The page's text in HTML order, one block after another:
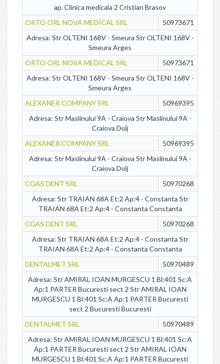
ap. Clinica medicala 2 Cristian Brasov
ORTO ORL NOVA MEDICAL SRL
50973671
Adresa: Str OLTENI 168V - Smeura Str OLTENI 168V -
Smeura Arges
ORTO ORL NOVA MEDICAL SRL
50973671
Adresa: Str OLTENI 168V - Smeura Str OLTENI 168V -
Smeura Arges
ALEXANER COMPANY SRL
50969395
Adresa: Str Maslinului 9A - Craiova Str Maslinului 9A -
Craiova Dolj
ALEXANER COMPANY SRL
50969395
Adresa: Str Maslinului 9A - Craiova Str Maslinului 9A -
Craiova Dolj
CGAS DENT SRL
50970268
Adresa: Str TRAIAN 68A Et:2 Ap:4 - Constanta Str
TRAIAN 68A Et:2 Ap:4 - Constanta Constanta
CGAS DENT SRL
50970268
Adresa: Str TRAIAN 68A Et:2 Ap:4 - Constanta Str
TRAIAN 68A Et:2 Ap:4 - Constanta Constanta
DENTALMET SRL
50970489
Adresa: Str AMIRAL IOAN MURGESCU 1 Bl:401 Sc:A
Ap:1 PARTER Bucuresti sect 2 Str AMIRAL IOAN
MURGESCU 1 Bl:401 Sc:A Ap:1 PARTER Bucuresti
sect 2 Bucuresti Bucuresti
DENTALMET SRL
50970489
Adresa: Str AMIRAL IOAN MURGESCU 1 Bl:401 Sc:A
Ap:1 PARTER Bucuresti sect 2 Str AMIRAL IOAN
MURGESCU 1 Bl:401 Sc:A Ap:1 PARTER Bucuresti